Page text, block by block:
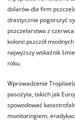
dolarów dla firm
drastycznie pogorszyć
pszczelarstwa z
kolonii pszczół
najwyższy wskaźnik
roku.
Wprowadzenie
pasożyta, takich jak
spowodować
monitoringiem,